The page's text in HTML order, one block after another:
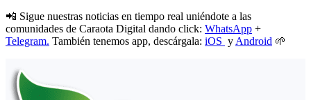
📲 Sigue nuestras noticias en tiempo real uniéndote a las
comunidades de Caraota Digital dando click: WhatsApp +
Telegram. También tenemos app, descárgala: iOS y Android 🌱